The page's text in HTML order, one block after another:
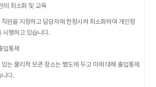
의 최소화 및 교육
원을 지정하고 담당자에 한정시켜 최소화하여 개인정
시행하고 있습니다.
통제
는 물리적 보관 장소는 별도에 두고 이에 대해 출입통제
니다.